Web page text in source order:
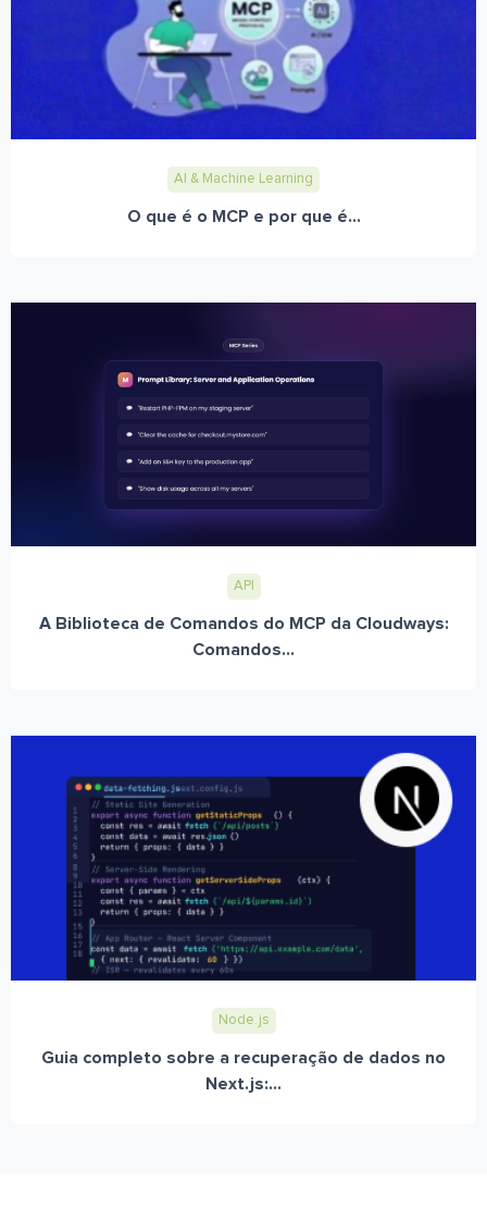
AI & Machine Learning
O que é o MCP e por que é...
API
A Biblioteca de Comandos do MCP da Cloudways:
Comandos...
Node.js
Guia completo sobre a recuperação de dados no
Next.js:...